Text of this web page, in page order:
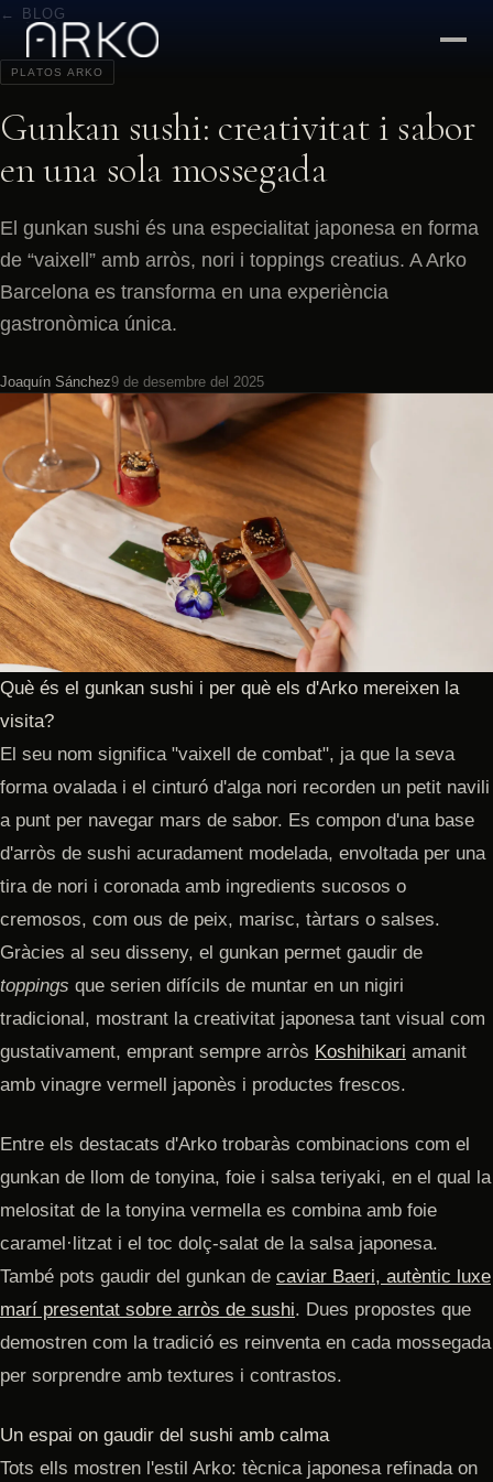
← BLOG
PLATOS ARKO
Gunkan sushi: creativitat i sabor
en una sola mossegada
El gunkan sushi és una especialitat japonesa en forma
de “vaixell” amb arròs, nori i toppings creatius. A Arko
Barcelona es transforma en una experiència
gastronòmica única.
Joaquín Sánchez9 de desembre del 2025
Què és el gunkan sushi i per què els d'Arko mereixen la
visita?
El seu nom significa "vaixell de combat", ja que la seva
forma ovalada i el cinturó d'alga nori recorden un petit navili
a punt per navegar mars de sabor. Es compon d'una base
d'arròs de sushi acuradament modelada, envoltada per una
tira de nori i coronada amb ingredients sucosos o
cremosos, com ous de peix, marisc, tàrtars o salses.
Gràcies al seu disseny, el gunkan permet gaudir de
toppings que serien difícils de muntar en un nigiri
tradicional, mostrant la creativitat japonesa tant visual com
gustativament, emprant sempre arròs Koshihikari amanit
amb vinagre vermell japonès i productes frescos.
Entre els destacats d'Arko trobaràs combinacions com el
gunkan de llom de tonyina, foie i salsa teriyaki, en el qual la
melositat de la tonyina vermella es combina amb foie
caramel·litzat i el toc dolç-salat de la salsa japonesa.
També pots gaudir del gunkan de caviar Baeri, autèntic luxe
marí presentat sobre arròs de sushi. Dues propostes que
demostren com la tradició es reinventa en cada mossegada
per sorprendre amb textures i contrastos.
Un espai on gaudir del sushi amb calma
Tots ells mostren l'estil Arko: tècnica japonesa refinada on